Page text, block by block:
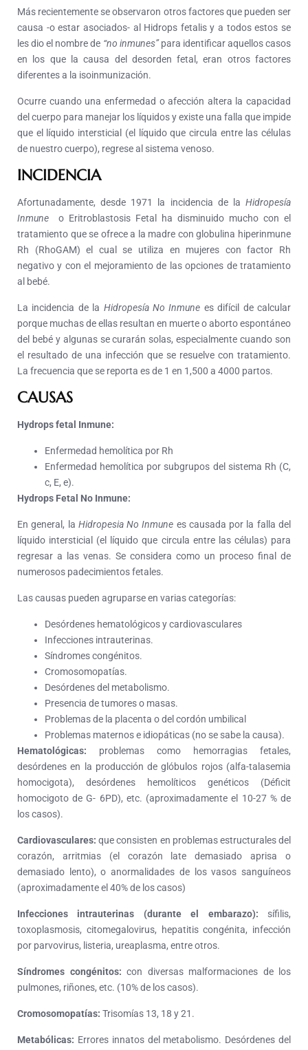
Más recientemente se observaron otros factores que pueden ser
causa -o estar asociados- al Hidrops fetalis y a todos estos se
les dio el nombre de “no inmunes”para identificar aquellos casos
en los que la causa del desorden fetal, eran otros factores
diferentes a la isoinmunización.
Ocurre cuando una enfermedad o afección altera la capacidad
del cuerpo para manejar los líquidos y existe una falla que impide
que el líquido intersticial (el líquido que circula entre las células
de nuestro cuerpo), regrese al sistema venoso.
INCIDENCIA
Afortunadamente, desde 1971 la incidencia de la Hidropesía
Inmune o Eritroblastosis Fetal ha disminuido mucho con el
tratamiento que se ofrece a la madre con globulina hiperinmune
Rh (RhoGAM) el cual se utiliza en mujeres con factor Rh
negativo y con el mejoramiento de las opciones de tratamiento
al bebé.
La incidencia de la Hidropesía No Inmune es difícil de calcular
porque muchas de ellas resultan en muerte o aborto espontáneo
del bebé y algunas se curarán solas, especialmente cuando son
el resultado de una infección que se resuelve con tratamiento.
La frecuencia que se reporta es de 1 en 1,500 a 4000 partos.
CAUSAS
Hydrops fetal Inmune:
Enfermedad hemolítica por Rh
Enfermedad hemolítica por subgrupos del sistema Rh (C,
c, E, e).
Hydrops Fetal No Inmune:
En general, la Hidropesia No Inmune es causada por la falla del
líquido intersticial (el líquido que circula entre las células) para
regresar a las venas. Se considera como un proceso final de
numerosos padecimientos fetales.
Las causas pueden agruparse en varias categorías:
Desórdenes hematológicos y cardiovasculares
Infecciones intrauterinas.
Síndromes congénitos.
Cromosomopatías.
Desórdenes del metabolismo.
Presencia de tumores o masas.
Problemas de la placenta o del cordón umbilical
Problemas maternos e idiopáticas (no se sabe la causa).
Hematológicas: problemas como hemorragias fetales,
desórdenes en la producción de glóbulos rojos (alfa-talasemia
homocigota), desórdenes hemolíticos genéticos (Déficit
homocigoto de G- 6PD), etc. (aproximadamente el 10-27 % de
los casos).
Cardiovasculares: que consisten en problemas estructurales del
corazón, arritmias (el corazón late demasiado aprisa o
demasiado lento), o anormalidades de los vasos sanguíneos
(aproximadamente el 40% de los casos)
Infecciones intrauterinas (durante el embarazo): sífilis,
toxoplasmosis, citomegalovirus, hepatitis congénita, infección
por parvovirus, listeria, ureaplasma, entre otros.
Síndromes congénitos: con diversas malformaciones de los
pulmones, riñones, etc. (10% de los casos).
Cromosomopatías: Trisomías 13, 18 y 21.
Metabólicas: Errores innatos del metabolismo. Desórdenes del